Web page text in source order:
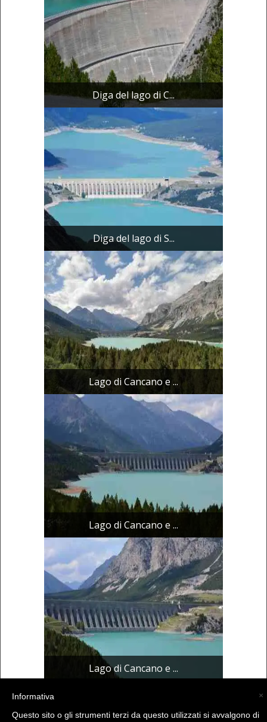
Diga del lago di C...
Diga del lago di S...
Lago di Cancano e ...
Lago di Cancano e ...
Lago di Cancano e ...
(C) La Valtellina - info@la-valtellina.com -
×
Informativa
Questo sito o gli strumenti terzi da questo utilizzati si avvalgono di